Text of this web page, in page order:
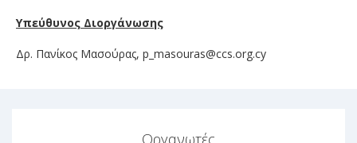
Υπεύθυνος Διοργάνωσης
Δρ. Πανίκος Μασούρας, p_masouras@ccs.org.cy
Οργανωτές